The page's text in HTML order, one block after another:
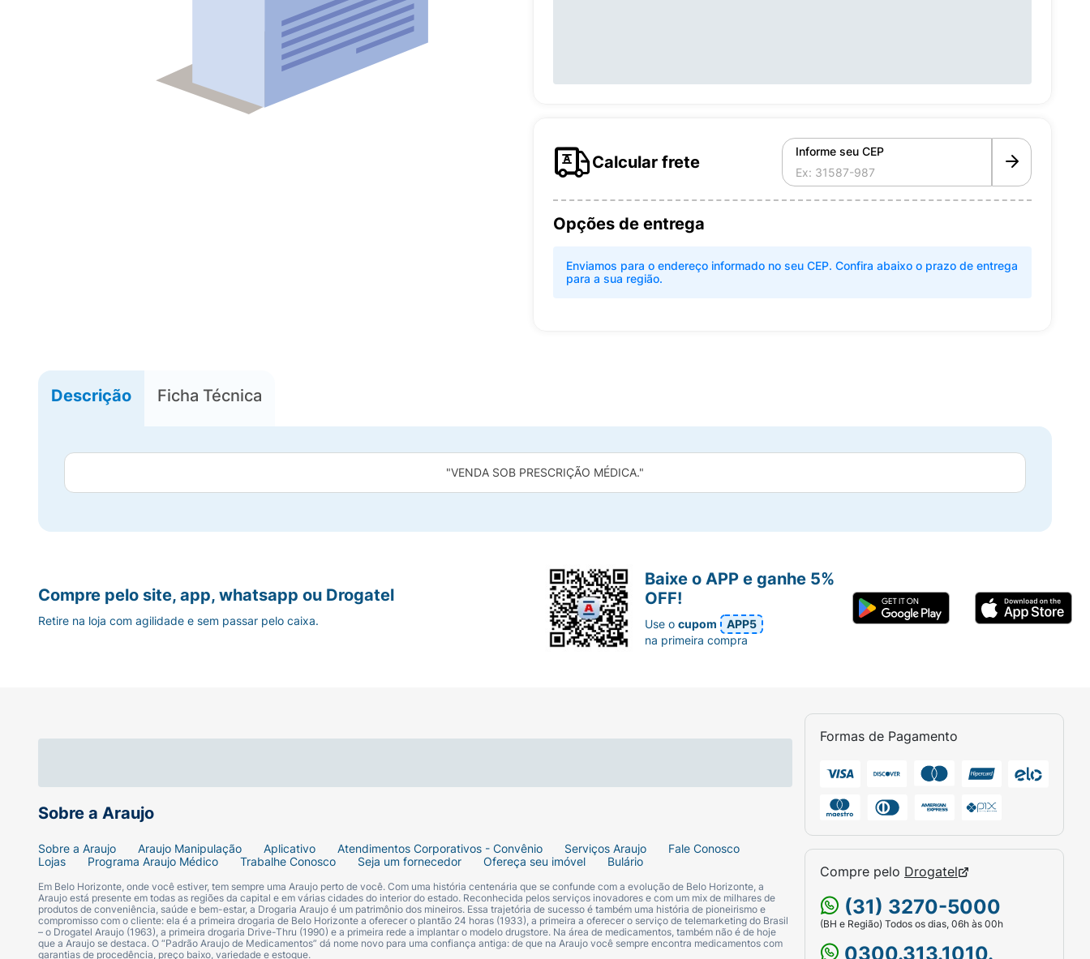
Calcular frete
Informe seu CEP
Opções de entrega
Enviamos para o endereço informado no seu CEP. Confira abaixo o prazo de entrega
para a sua região.
Descrição Ficha Técnica
"VENDA SOB PRESCRIÇÃO MÉDICA."
Sobre a Araujo
Sobre a Araujo Araujo Manipulação Aplicativo Atendimentos Corporativos - Convênio Serviços Araujo
Fale Conosco
Lojas
Programa Araujo Médico Trabalhe Conosco Seja um fornecedor Ofereça seu imóvel Bulário
Em Belo Horizonte, onde você estiver, tem sempre uma Araujo perto de você. Com uma história centenária que se confunde com a evolução de Belo Horizonte, a
Araujo está presente em todas as regiões da capital e em várias cidades do interior do estado. Reconhecida pelos serviços inovadores e com um mix de milhares de
produtos de conveniência, saúde e bem-estar, a Drogaria Araujo é um patrimônio dos mineiros. Essa trajetória de sucesso é também uma história de pioneirismo e
compromisso com o cliente: ela é a primeira drogaria de Belo Horizonte a oferecer o plantão 24 horas (1933), a primeira a oferecer o serviço de telemarketing do Brasil
– o Drogatel Araujo (1963), a primeira drogaria Drive-Thru (1990) e a primeira rede a implantar o modelo drugstore. Na área de medicamentos, também não é de hoje
que a Araujo se destaca. O “Padrão Araujo de Medicamentos” dá nome novo para uma confiança antiga: de que na Araujo você sempre encontra medicamentos com
garantias de procedência, preço baixo, variedade e estoque.
Formas de Pagamento
Compre pelo Drogatel
(31) 3270-5000
(BH e Região) Todos os dias, 06h às 00h
0300.313.1010.
Compre pelo site, app, whatsapp ou Drogatel
Retire na loja com agilidade e sem passar pelo caixa.
Baixe o APP e ganhe 5%
OFF!
Use ocupom
APP5
na primeira compra